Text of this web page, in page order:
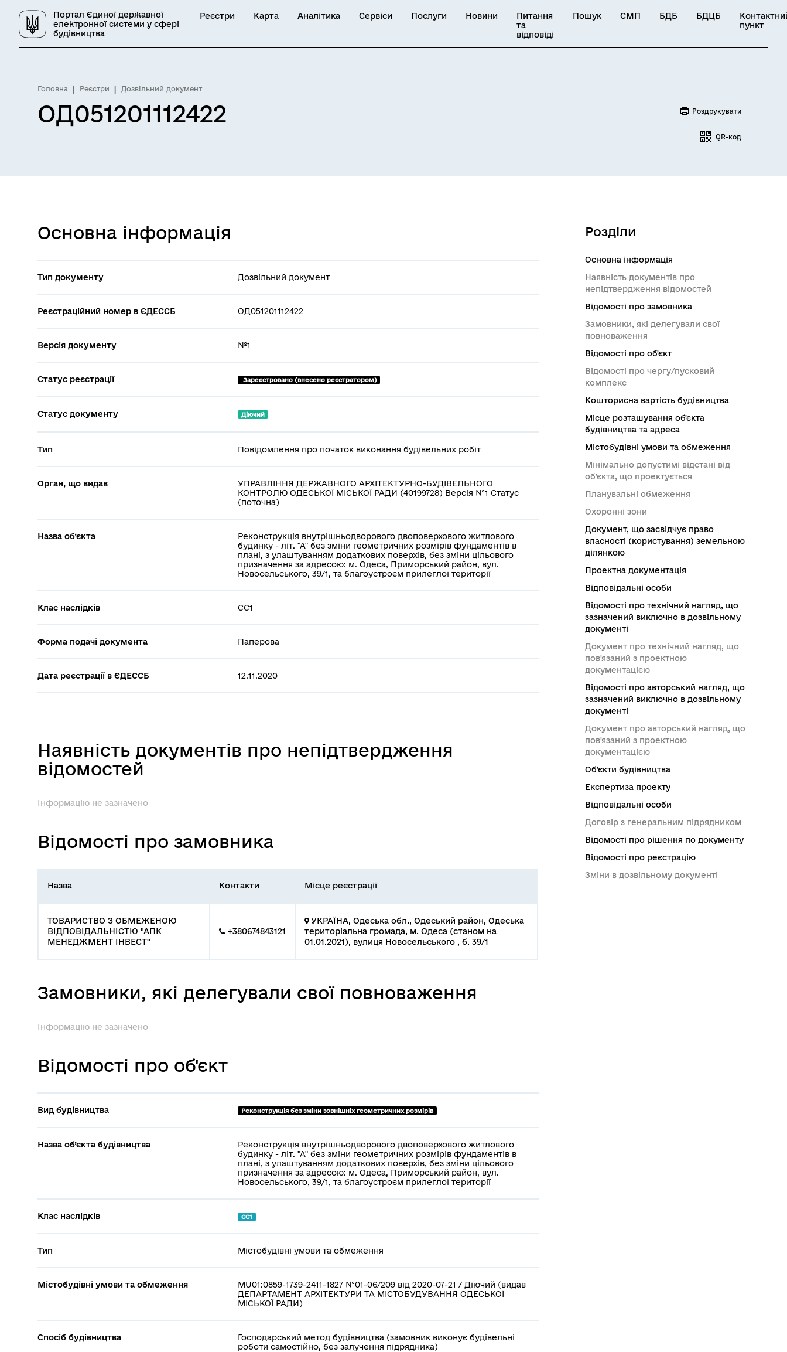
Портал Єдиної державної
електронної системи у сфері
будівництва
Реєстри Карта Аналітика Сервіси Послуги Новини
Питання
та
відповіді
Пошук СМП БДБ БДЦБ
пункт
Головна Реєстри Дозвільний документ
ОД051201112422 Роздрукувати
QR-код
Основна інформація
Тип документу Дозвільний документ
Реєстраційний номер в ЄДЕССБ ОД051201112422
Версія документу №1
Статус реєстрації Зареєстровано (внесено реєстратором)
Статус документу Діючий
Тип Повідомлення про початок виконання будівельних робіт
Орган, що видав
УПРАВЛІННЯ ДЕРЖАВНОГО АРХІТЕКТУРНО-БУДІВЕЛЬНОГО
КОНТРОЛЮ ОДЕСЬКОЇ МІСЬКОЇ РАДИ (40199728) Версія №1 Статус
(поточна)
Назва об’єкта
Реконструкція внутрішньодворового двоповерхового житлового
будинку - літ. "А" без зміни геометричних розмірів фундаментів в
плані, з улаштуванням додаткових поверхів, без зміни цільового
призначення за адресою: м. Одеса, Приморський район, вул.
Новосельського, 39/1, та благоустроєм прилеглої території
Клас наслідків СС1
Форма подачі документа Паперова
Дата реєстрації в ЄДЕССБ 12.11.2020
Наявність документів про непідтвердження
відомостей
Інформацію не зазначено
Відомості про замовника
Назва Контакти Місце реєстрації
ТОВАРИСТВО З ОБМЕЖЕНОЮ
ВІДПОВІДАЛЬНІСТЮ "АПК
МЕНЕДЖМЕНТ ІНВЕСТ"
+380674843121
УКРАЇНА, Одеська обл., Одеський район, Одеська
територіальна громада, м. Одеса (станом на
01.01.2021), вулиця Новосельського , б. 39/1
Замовники, які делегували свої повноваження
Інформацію не зазначено
Відомості про об'єкт
Вид будівництва Реконструкція без зміни зовнішніх геометричних розмірів
Назва об’єкта будівництва
Реконструкція внутрішньодворового двоповерхового житлового
будинку - літ. "А" без зміни геометричних розмірів фундаментів в
плані, з улаштуванням додаткових поверхів, без зміни цільового
призначення за адресою: м. Одеса, Приморський район, вул.
Новосельського, 39/1, та благоустроєм прилеглої території
Клас наслідків СС1
Тип Містобудівні умови та обмеження
Містобудівні умови та обмеження
MU01:0859-1739-2411-1827 №01-06/209 від 2020-07-21 / Діючий (видав
ДЕПАРТАМЕНТ АРХІТЕКТУРИ ТА МІСТОБУДУВАННЯ ОДЕСЬКОЇ
МІСЬКОЇ РАДИ)
Спосіб будівництва
Господарський метод будівництва (замовник виконує будівельні
роботи самостійно, без залучення підрядника)
Розділи
Основна інформація
Наявність документів про
непідтвердження відомостей
Відомості про замовника
Замовники, які делегували свої
повноваження
Відомості про об'єкт
Відомості про чергу/пусковий
комплекс
Кошторисна вартість будівництва
Місце розташування об'єкта
будівництва та адреса
Містобудівні умови та обмеження
Мінімально допустимі відстані від
об’єкта, що проектується
Планувальні обмеження
Охоронні зони
Документ, що засвідчує право
власності (користування) земельною
ділянкою
Проектна документація
Відповідальні особи
Відомості про технічний нагляд, що
зазначений виключно в дозвільному
документі
Документ про технічний нагляд, що
пов'язаний з проектною
документацією
Відомості про авторський нагляд, що
зазначений виключно в дозвільному
документі
Документ про авторський нагляд, що
пов'язаний з проектною
документацією
Об’єкти будівництва
Експертиза проекту
Відповідальні особи
Договір з генеральним підрядником
Відомості про рішення по документу
Відомості про реєстрацію
Зміни в дозвільному документі